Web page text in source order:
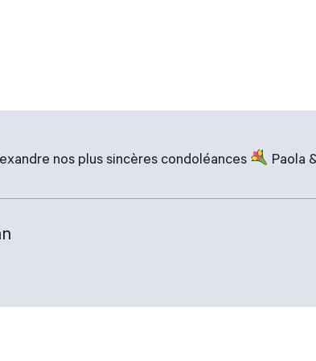
nos plus sincères condoléances Paola